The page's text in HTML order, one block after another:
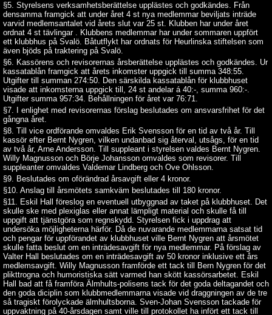
§5. Styrelsens verksamhetsberättelse upplästes och godkändes. Från
densamma framgick att under året 4 st nya medlemmar beviljats inträde
varvid medlemsantalet vid årets slut var 25 st. Klubben har under året
ordnat 4 st tävlingar . Klubbens medlemmar har under sommaren uppfört
ett klubbhus på Svalö. Båtutflykt har ordnats för Heurlinska stiftelsen som
även bjöds på traktering på Svalö.
§6. Kassörens och revisorernas årsberättelse upplästes och godkändes. Ur
kassatablån framgick att årets inkomster uppgick till summa 348:55.
Utgifter till summan 274:50. Den särskilda kassatablån för klubbhuset
visade att inkomsterna uppgick till, 24 st andelar á 40:-, summa 960:-.
Utgifter summa 957:34. Behållningen för året var 76:71.
§7. I enlighet med revisorernas förslag beslutades om ansvarsfrihet för det
gångna året.
§8. Till vice ordförande omvaldes Erik Svensson för en tid av två år. Till
kassör efter Bernt Nygren, vilken undanbad sig återval, utsågs, för en tid
av två år, Arne Andersson. Till suppleant i styrelsen valdes Bernt Nygren.
Willy Magnusson och Börje Johansson omvaldes som revisorer. Till
suppleanter omvaldes Valdemar Lindberg och Ove Ohlsson.
§9. Beslutades om oförändrad årsavgift eller 4 kronor.
§10. Anslag till årsmötets samkväm beslutades till 180 kronor.
§11. Eskil Hall föreslog en eventuell utbyggnad av taket på klubbhuset. Det
skulle ske med plexiglas eller annat lämpligt material och skulle få till
uppgift att tjänstgöra som regnskydd. Styrelsen fick i uppdrag att
undersöka möjligheterna härför. Då de nuvarande medlemmarna satsat tid
och pengar för uppförandet av klubbhuset ville Bernt Nygren att årsmötet
skulle fatta beslut om en inträdesavgift för nya medlemmar. På förslag av
Valter Hall beslutades om en inträdesavgift av 50 kronor inklusive ett års
medlemsavgift. Willy Magnusson framförde ett tack till Bern Nygren för det
plikttrogna och humoristiska sätt varmed han skött kassörsarbetet. Eskil
Hall bad att få framföra Älmhults-polisens tack för det goda deltagandet och
den goda diciplin som klubbmedlemmarna visade vid draggningen av de tre
så tragiskt förolyckade älmhultsborna. Sven-Johan Svensson tackade för
uppvaktning på 40-årsdagen samt ville till protokollet ha infört ett tack till